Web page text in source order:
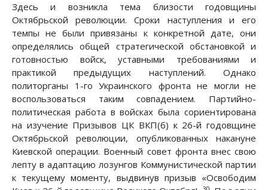
Здесь и возникла тема близости годовщины
Октябрьской революции. Сроки наступления и его
темпы не были привязаны к конкретной дате, они
определялись общей стратегической обстановкой и
готовностью войск, уставными требованиями и
практикой предыдущих наступлений. Однако
политорганы 1-го Украинского фронта не могли не
воспользоваться таким совпадением. Партийно-
политическая работа в войсках была сориентирована
на изучение Призывов ЦК ВКП(б) к 26-й годовщине
Октябрьской революции, опубликованных накануне
Киевской операции. Военный совет фронта внес свою
лепту в адаптацию лозунгов Коммунистической партии
к текущему моменту, выдвинув призыв «Освободим